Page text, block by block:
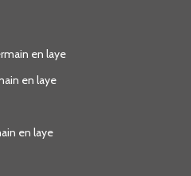
en laye
en laye
en laye